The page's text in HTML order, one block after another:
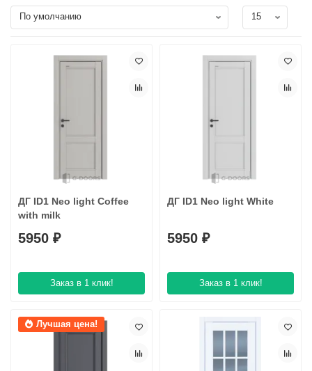
ДГ ID1 Neo light Coffee
with milk
5950 ₽
Заказ в 1 клик!
ДГ ID1 Neo light White
5950 ₽
Заказ в 1 клик!
Лучшая цена!